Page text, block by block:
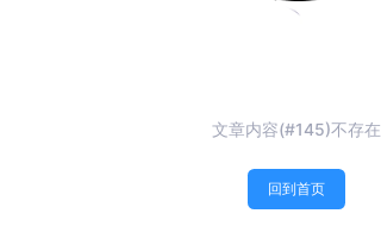
文章内容(#145)不存在
回到首页